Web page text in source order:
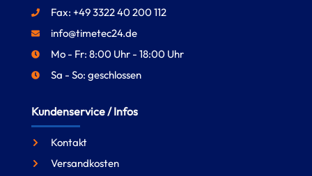
Fax: +49 3322 40 200 112
info@timetec24.de
Mo - Fr: 8:00 Uhr - 18:00 Uhr
Sa - So: geschlossen
Kundenservice / Infos
Kontakt
Versandkosten